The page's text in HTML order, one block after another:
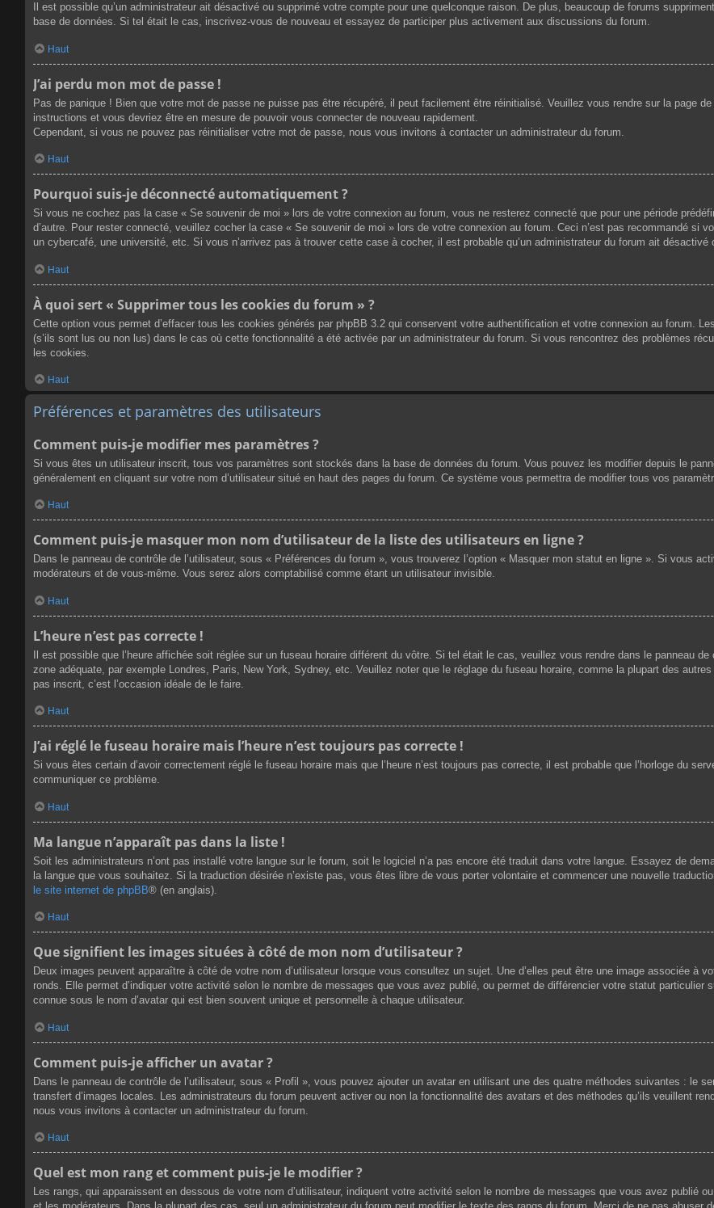
Il est possible qu’un administrateur ait désactivé ou supprimé votre compte pour une quelconque raison. De plus, beaucoup de forums
base de données. Si tel était le cas, inscrivez-vous de nouveau et essayez de participer plus activement aux discussions du forum.
Haut
J’ai perdu mon mot de passe !
Pas de panique ! Bien que votre mot de passe ne puisse pas être récupéré, il peut facilement être réinitialisé. Veuillez vous rendre sur la page
instructions et vous devriez être en mesure de pouvoir vous connecter de nouveau rapidement.
Cependant, si vous ne pouvez pas réinitialiser votre mot de passe, nous vous invitons à contacter un administrateur du forum.
Haut
Pourquoi suis-je déconnecté automatiquement ?
Si vous ne cochez pas la case « Se souvenir de moi » lors de votre connexion au forum, vous ne resterez connecté que pour une période
d’autre. Pour rester connecté, veuillez cocher la case « Se souvenir de moi » lors de votre connexion au forum. Ceci n’est pas recommandé si
un cybercafé, une université, etc. Si vous n’arrivez pas à trouver cette case à cocher, il est probable qu’un administrateur du forum ait désactivé
Haut
À quoi sert « Supprimer tous les cookies du forum » ?
Cette option vous permet d’effacer tous les cookies générés par phpBB 3.2 qui conservent votre authentification et votre connexion au forum.
(s’ils sont lus ou non lus) dans le cas où cette fonctionnalité a été activée par un administrateur du forum. Si vous rencontrez des problèmes
les cookies.
Haut
Préférences et paramètres des utilisateurs
Comment puis-je modifier mes paramètres ?
Si vous êtes un utilisateur inscrit, tous vos paramètres sont stockés dans la base de données du forum. Vous pouvez les modifier depuis le
généralement en cliquant sur votre nom d’utilisateur situé en haut des pages du forum. Ce système vous permettra de modifier tous vos
Haut
Comment puis-je masquer mon nom d’utilisateur de la liste des utilisateurs en ligne ?
Dans le panneau de contrôle de l’utilisateur, sous « Préférences du forum », vous trouverez l’option « Masquer mon statut en ligne ». Si vous
modérateurs et de vous-même. Vous serez alors comptabilisé comme étant un utilisateur invisible.
Haut
L’heure n’est pas correcte !
Il est possible que l’heure affichée soit réglée sur un fuseau horaire différent du vôtre. Si tel était le cas, veuillez vous rendre dans le panneau
zone adéquate, par exemple Londres, Paris, New York, Sydney, etc. Veuillez noter que le réglage du fuseau horaire, comme la plupart des
pas inscrit, c’est l’occasion idéale de le faire.
Haut
J’ai réglé le fuseau horaire mais l’heure n’est toujours pas correcte !
Si vous êtes certain d’avoir correctement réglé le fuseau horaire mais que l’heure n’est toujours pas correcte, il est probable que l’horloge du
communiquer ce problème.
Haut
Ma langue n’apparaît pas dans la liste !
Soit les administrateurs n’ont pas installé votre langue sur le forum, soit le logiciel n’a pas encore été traduit dans votre langue. Essayez de
la langue que vous souhaitez. Si la traduction désirée n’existe pas, vous êtes libre de vous porter volontaire et commencer une nouvelle
le site internet de phpBB® (en anglais).
Haut
Que signifient les images situées à côté de mon nom d’utilisateur ?
Deux images peuvent apparaître à côté de votre nom d’utilisateur lorsque vous consultez un sujet. Une d’elles peut être une image associée à
ronds. Elle permet d’indiquer votre activité selon le nombre de messages que vous avez publié, ou permet de différencier votre statut particulier
connue sous le nom d’avatar qui est bien souvent unique et personnelle à chaque utilisateur.
Haut
Comment puis-je afficher un avatar ?
Dans le panneau de contrôle de l’utilisateur, sous « Profil », vous pouvez ajouter un avatar en utilisant une des quatre méthodes suivantes : le
transfert d’images locales. Les administrateurs du forum peuvent activer ou non la fonctionnalité des avatars et des méthodes qu’ils veuillent
nous vous invitons à contacter un administrateur du forum.
Haut
Quel est mon rang et comment puis-je le modifier ?
Les rangs, qui apparaissent en dessous de votre nom d’utilisateur, indiquent votre activité selon le nombre de messages que vous avez publié